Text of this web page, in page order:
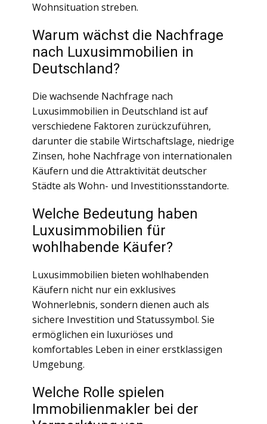
Wohnsituation streben.
Warum wächst die Nachfrage
nach Luxusimmobilien in
Deutschland?
Die wachsende Nachfrage nach
Luxusimmobilien in Deutschland ist auf
verschiedene Faktoren zurückzuführen,
darunter die stabile Wirtschaftslage, niedrige
Zinsen, hohe Nachfrage von internationalen
Käufern und die Attraktivität deutscher
Städte als Wohn- und Investitionsstandorte.
Welche Bedeutung haben
Luxusimmobilien für
wohlhabende Käufer?
Luxusimmobilien bieten wohlhabenden
Käufern nicht nur ein exklusives
Wohnerlebnis, sondern dienen auch als
sichere Investition und Statussymbol. Sie
ermöglichen ein luxuriöses und
komfortables Leben in einer erstklassigen
Umgebung.
Welche Rolle spielen
Immobilienmakler bei der